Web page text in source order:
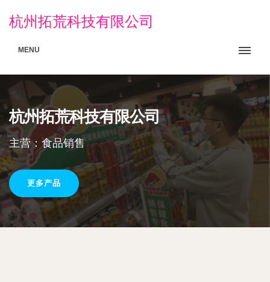
杭州拓荒科技有限公司
MENU
杭州拓荒科技有限公司
主营：食品销售
更多产品